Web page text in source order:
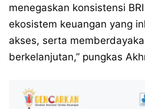
menegaskan konsistensi
ekosistem keuangan yang
akses, serta
berkelanjutan,” pungkas